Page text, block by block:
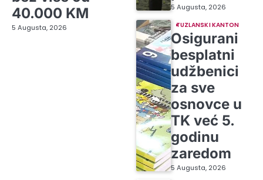
40.000 KM
5 Augusta, 2026
5 Augusta, 2026
TUZLANSKI KANTON
Osigurani
besplatni
udžbenici
za sve
osnovce u
TK već 5.
godinu
zaredom
5 Augusta, 2026